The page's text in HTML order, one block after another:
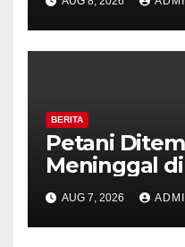
Kemarau.
BERITA
Petani
Meninggal
Persawahan
Pastikan
Kekerasan
AUG 7, 2026